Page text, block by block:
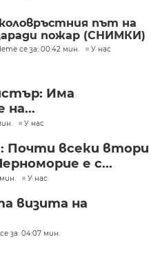
път на
пожар (СНИМКИ)
се за: 00:42 мин. У нас
Има
на...
У нас
Почти всеки втори
е с...
У нас
визита на
за: 04:07 мин.